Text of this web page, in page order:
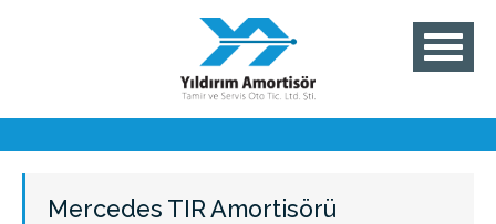
Mercedes TIR Amortisörü